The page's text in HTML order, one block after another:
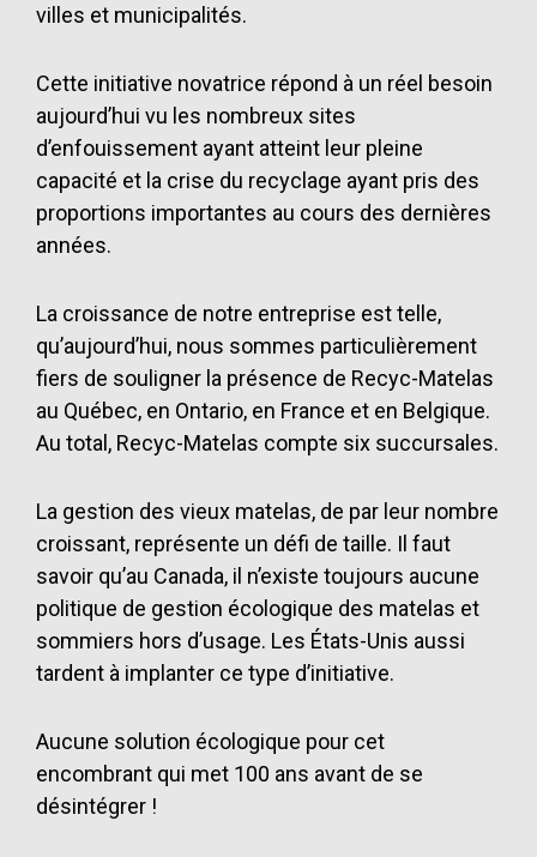
villes et municipalités.
Cette initiative novatrice répond à un réel besoin
aujourd’hui vu les nombreux sites
d’enfouissement ayant atteint leur pleine
capacité et la crise du recyclage ayant pris des
proportions importantes au cours des dernières
années.
La croissance de notre entreprise est telle,
qu’aujourd’hui, nous sommes particulièrement
fiers de souligner la présence de Recyc-Matelas
au Québec, en Ontario, en France et en Belgique.
Au total, Recyc-Matelas compte six succursales.
La gestion des vieux matelas, de par leur nombre
croissant, représente un défi de taille. Il faut
savoir qu’au Canada, il n’existe toujours aucune
politique de gestion écologique des matelas et
sommiers hors d’usage. Les États-Unis aussi
tardent à implanter ce type d’initiative.
Aucune solution écologique pour cet
encombrant qui met 100 ans avant de se
désintégrer !